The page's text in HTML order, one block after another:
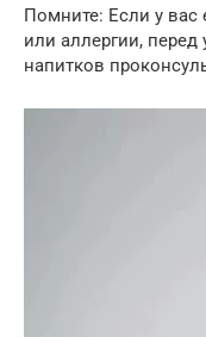
Помните: Если у вас
или аллергии,
напитков